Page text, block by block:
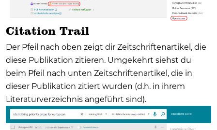
Citation Trail
Der Pfeil nach oben zeigt dir Zeitschriftenartikel, die
diese Publikation zitieren. Umgekehrt siehst du
beim Pfeil nach unten Zeitschriftenartikel, die in
dieser Publikation zitiert wurden (d.h. in ihrem
Literaturverzeichnis angeführt sind).